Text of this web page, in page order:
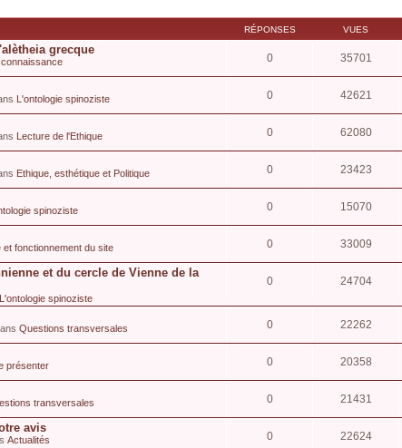
RÉPONSES VUES
grecque
connaissance 0 35701
L'ontologie spinoziste 0 42621
Lecture de l'Ethique 0 62080
Ethique, esthétique et Politique 0 23423
spinoziste 0 15070
et fonctionnement du site 0 33009
et du cercle de Vienne de la
L'ontologie spinoziste
0 24704
Questions transversales 0 22262
présenter 0 20358
transversales 0 21431
avis
Actualités 0 22624